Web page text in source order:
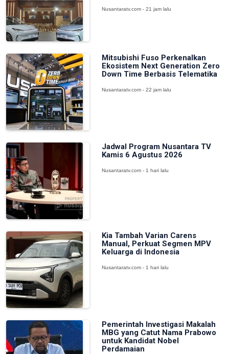
Nusantaratv.com - 21 jam lalu
Mitsubishi Fuso Perkenalkan
Ekosistem Next Generation Zero
Down Time Berbasis Telematika
Nusantaratv.com - 22 jam lalu
Jadwal Program Nusantara TV
Kamis 6 Agustus 2026
Nusantaratv.com - 1 hari lalu
Kia Tambah Varian Carens
Manual, Perkuat Segmen MPV
Keluarga di Indonesia
Nusantaratv.com - 1 hari lalu
Pemerintah Investigasi Makalah
MBG yang Catut Nama Prabowo
untuk Kandidat Nobel
Perdamaian